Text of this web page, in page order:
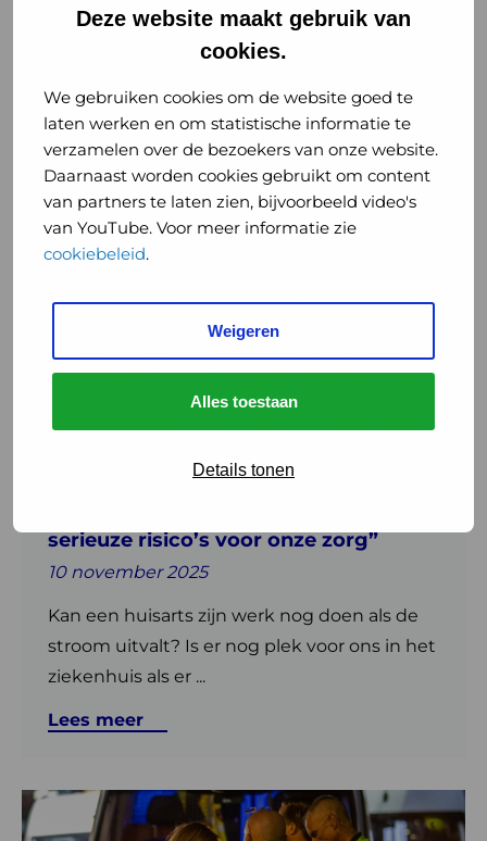
Deze website maakt gebruik van
cookies.
We gebruiken cookies om de website goed te
laten werken en om statistische informatie te
verzamelen over de bezoekers van onze website.
Daarnaast worden cookies gebruikt om content
van partners te laten zien, bijvoorbeeld video's
van YouTube. Voor meer informatie zie
cookiebeleid.
Weigeren
Alles toestaan
Details tonen
Om goed voorbereid te zijn op grote
hulpdiensten regelmatig wat ze moeten
doen en hoe ze moeten ...
Lees meer
serieuze risico’s voor onze zorg”
10 november 2025
Kan een huisarts zijn werk nog doen als de
stroom uitvalt? Is er nog plek voor ons in het
ziekenhuis als er ...
Lees meer
Daarom GHOR
Lees
over
dreiging
Lees
meer